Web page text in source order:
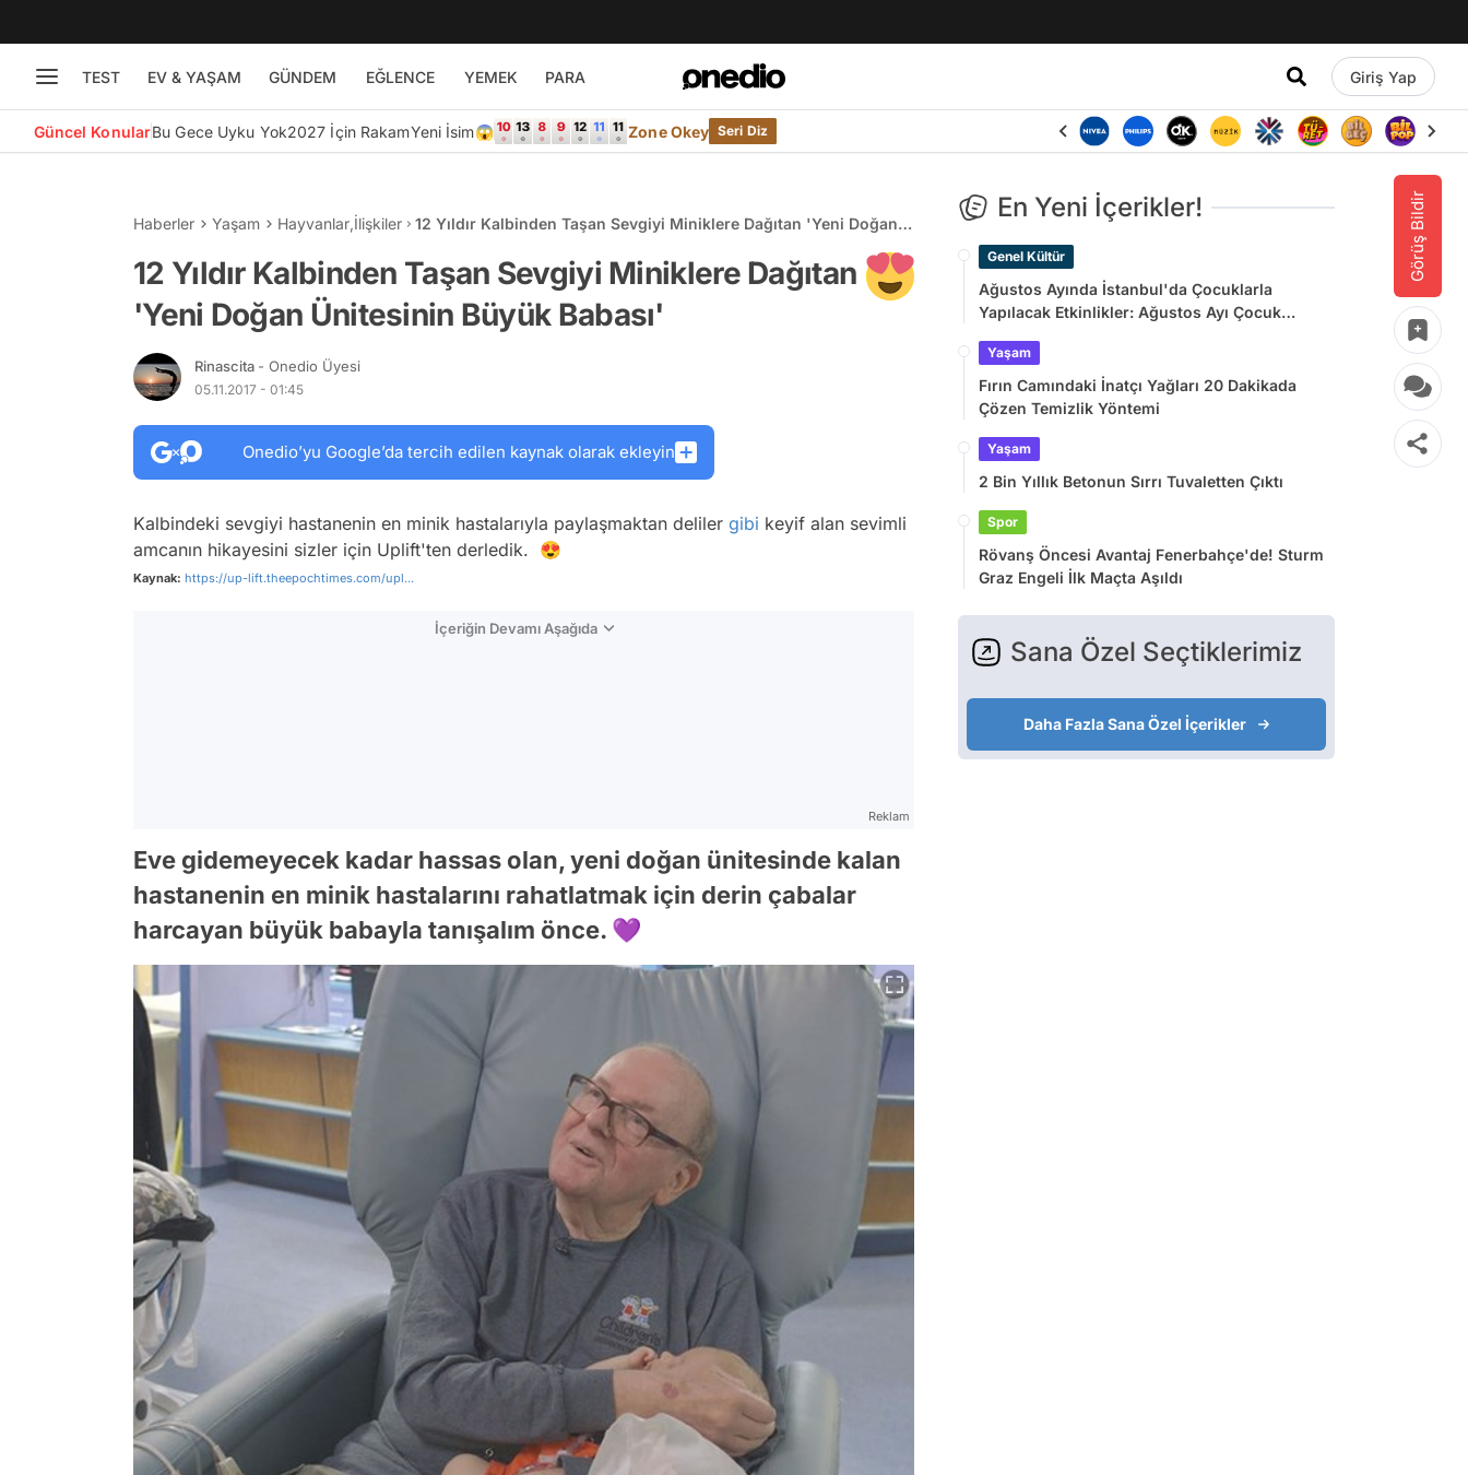
TEST EV & YAŞAM GÜNDEM EĞLENCE YEMEK PARA Giriş Yap
Güncel KonularBu Gece Uyku Yok2027 İçin RakamYeni İsim😱 Zone Okey Seri Diz
Görüş Bildir
Haberler Yaşam Hayvanlar,İlişkiler
12 Yıldır Kalbinden Taşan Sevgiyi Miniklere Dağıtan 'Yeni Doğan
12 Yıldır Kalbinden Taşan Sevgiyi Miniklere Dağıtan
'Yeni Doğan Ünitesinin Büyük Babası'
Rinascita - Onedio Üyesi
05.11.2017 - 01:45
Onedio’yu Google’da tercih edilen kaynak olarak ekleyin
Kalbindeki sevgiyi hastanenin en minik hastalarıyla paylaşmaktan deliler gibi keyif alan sevimli
amcanın hikayesini sizler için Uplift'ten derledik. 😍
Kaynak: https://up-lift.theepochtimes.com/upl...
İçeriğin Devamı Aşağıda
Reklam
Eve gidemeyecek kadar hassas olan, yeni doğan ünitesinde kalan
hastanenin en minik hastalarını rahatlatmak için derin çabalar
harcayan büyük babayla tanışalım önce. 💜
En Yeni İçerikler!
Genel Kültür
Ağustos Ayında İstanbul'da Çocuklarla
Yapılacak Etkinlikler: Ağustos Ayı Çocuk
Yaşam
Fırın Camındaki İnatçı Yağları 20 Dakikada
Çözen Temizlik Yöntemi
Yaşam
2 Bin Yıllık Betonun Sırrı Tuvaletten Çıktı
Spor
Rövanş Öncesi Avantaj Fenerbahçe'de! Sturm
Graz Engeli İlk Maçta Aşıldı
Sana Özel Seçtiklerimiz
Daha Fazla Sana Özel İçerikler